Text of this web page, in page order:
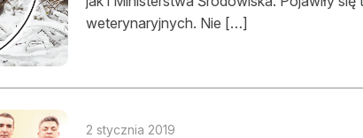
weterynaryjnych. Nie […]
2 stycznia 2019